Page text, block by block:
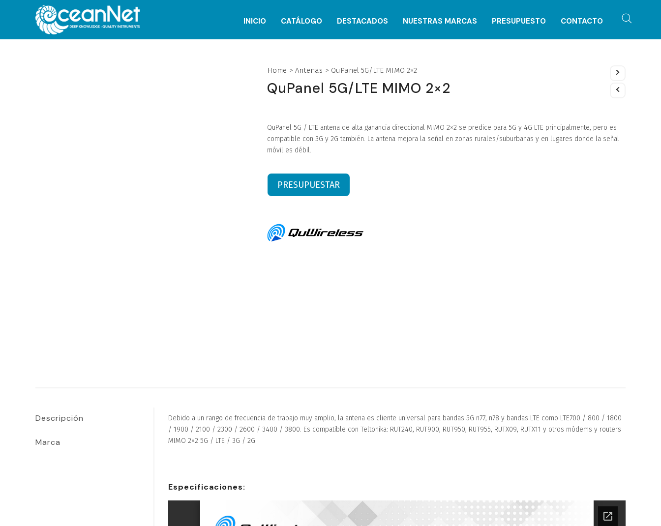
INICIO CATÁLOGO DESTACADOS NUESTRAS MARCAS PRESUPUESTO CONTACTO
Home > Antenas > QuPanel 5G/LTE MIMO 2×2
QuPanel 5G/LTE MIMO 2×2
QuPanel 5G / LTE antena de alta ganancia direccional MIMO 2×2 se predice para 5G y 4G LTE principalmente, pero es
compatible con 3G y 2G también. La antena mejora la señal en zonas rurales/suburbanas y en lugares donde la señal
móvil es débil.
PRESUPUESTAR
Descripción
Marca
Debido a un rango de frecuencia de trabajo muy amplio, la antena es cliente universal para bandas 5G n77, n78 y bandas LTE como LTE700 / 800 / 1800
/ 1900 / 2100 / 2300 / 2600 / 3400 / 3800. Es compatible con Teltonika: RUT240, RUT900, RUT950, RUT955, RUTX09, RUTX11 y otros módems y routers
MIMO 2×2 5G / LTE / 3G / 2G.
Especificaciones: